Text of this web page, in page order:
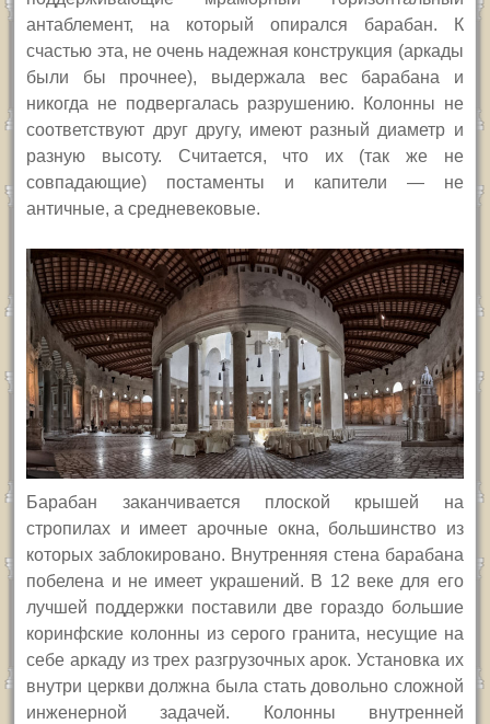
антаблемент, на который опирался барабан. К
счастью эта, не очень надежная конструкция (аркады
были бы прочнее), выдержала вес барабана и
никогда не подвергалась разрушению. Колонны не
соответствуют друг другу, имеют разный диаметр и
разную высоту. Считается, что их (так же не
совпадающие) постаменты и капители — не
античные, а средневековые.
Барабан заканчивается плоской крышей на
стропилах и имеет арочные окна, большинство из
которых заблокировано. Внутренняя стена барабана
побелена и не имеет украшений. В 12 веке для его
лучшей поддержки поставили две гораздо большие
коринфские колонны из серого гранита, несущие на
себе аркаду из трех разгрузочных арок. Установка их
внутри церкви должна была стать довольно сложной
инженерной задачей. Колонны внутренней